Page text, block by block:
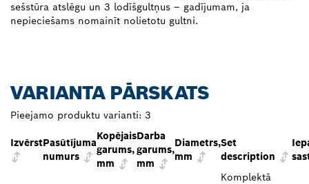
sešstūra atslēgu un 3 lodīšgultņus – gadījumam, ja
nepieciešams nomainīt nolietotu gultni.
VARIANTA PĀRSKATS
Pieejamo produktu varianti: 3
IzvērstPasūtījuma
numurs
Kopējais
garums,
mm
Darba
garums,
mm
Diametrs,
mm
Set
description
Komplektā